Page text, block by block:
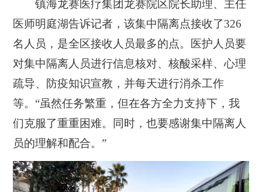
镇海龙赛医疗集团龙赛院区院长助理、主任
医师明庭湖告诉记者，该集中隔离点接收了326
名人员，是全区接收人员最多的点。医护人员要
对集中隔离人员进行信息核对、核酸采样、心理
疏导、防疫知识宣教，并每天进行消杀工作
等。“虽然任务繁重，但在各方全力支持下，我
们克服了重重困难。同时，也要感谢集中隔离人
员的理解和配合。”